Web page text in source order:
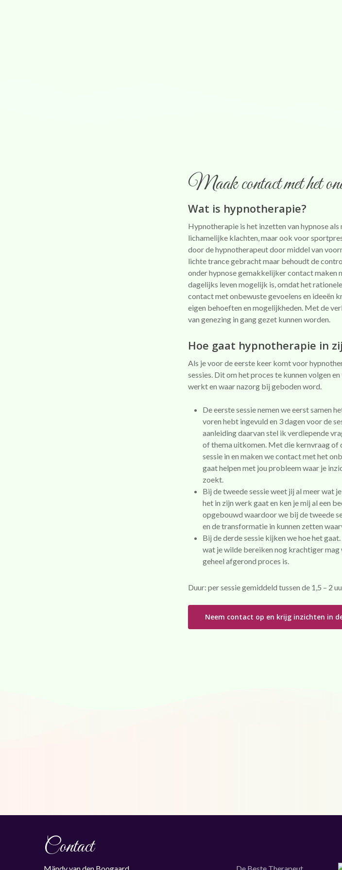
Maak contact met het
Wat is hypnotherapie?
Hypnotherapie is het inzetten van hypnose als
lichamelijke klachten, maar ook voor
door de hypnotherapeut door middel van
lichte trance gebracht maar behoudt de
onder hypnose gemakkelijker contact maken
dagelijks leven mogelijk is, omdat het
contact met onbewuste gevoelens en ideeën
eigen behoeften en mogelijkheden. Met de
van genezing in gang gezet kunnen worden.
Hoe gaat hypnotherapie in
Als je voor de eerste keer komt voor
sessies. Dit om het proces te kunnen volgen
werkt en waar nazorg bij geboden word.
De eerste sessie nemen we eerst samen
voren hebt ingevuld en 3 dagen voor de
aanleiding daarvan stel ik verdiepende
of thema uitkomen. Met die kernvraag of
sessie in en maken we contact met het
gaat helpen met jou probleem waar je
zoekt.
Bij de tweede sessie weet jij al meer wat
het in zijn werk gaat en ken je mij al een
opgebouwd waardoor we bij de tweede
en de transformatie in kunnen zetten
Bij de derde sessie kijken we hoe het
wat je wilde bereiken nog krachtiger mag
geheel afgerond proces is.
Duur: per sessie gemiddeld tussen de 1,5 – 2
Neem contact op en krijg inzichten in
Contact
Mändy van den Boogaard De Beste Therapeut